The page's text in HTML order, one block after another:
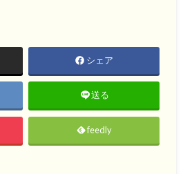
シェア
送る
feedly